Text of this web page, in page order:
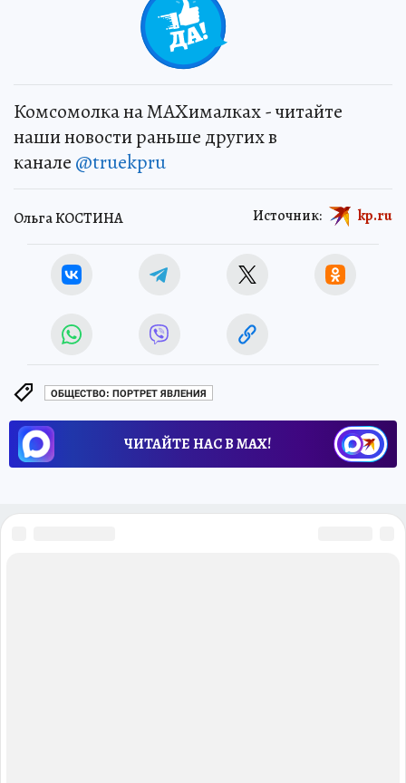
Комсомолка на MAXималках - читайте
наши новости раньше других в
канале @truekpru
Ольга КОСТИНА Источник: kp.ru
ОБЩЕСТВО: ПОРТРЕТ ЯВЛЕНИЯ
ЧИТАЙТЕ НАС В МАХ!